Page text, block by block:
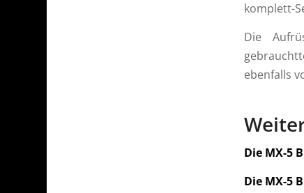
komplett-
Die
ebenfalls
Die MX-5
Die MX-5